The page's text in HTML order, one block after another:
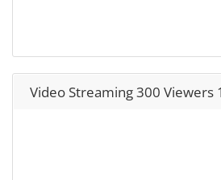
Video Streaming 300 Viewers